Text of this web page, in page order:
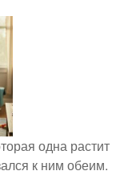
одна растит
к ним обеим.